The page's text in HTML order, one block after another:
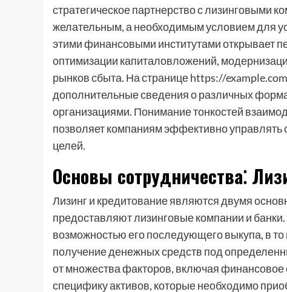
стратегическое партнерство с лизинговыми
желательным, а необходимым условием для
этими финансовыми институтами открывает
оптимизации капиталовложений,
рынков сбыта. На странице https://
дополнительные сведения о различных
организациями. Понимание тонкостей
позволяет компаниям эффективно управлять
целей.
Основы сотрудничества⁚
Лизинг и кредитование являются двумя
предоставляют лизинговые компании и
возможностью его последующего выкупа, в
получение денежных средств под
от множества факторов, включая финансовое
специфику активов, которые необходимо